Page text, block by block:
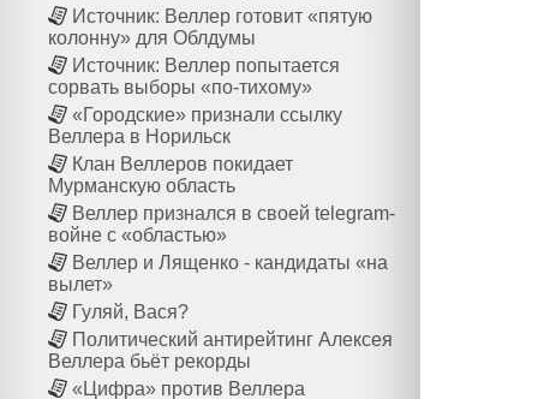
Источник: Веллер готовит «пятую
колонну» для Облдумы
Источник: Веллер попытается
сорвать выборы «по-тихому»
«Городские» признали ссылку
Веллера в Норильск
Клан Веллеров покидает
Мурманскую область
Веллер признался в своей telegram-
войне с «областью»
Веллер и Лященко - кандидаты «на
вылет»
Гуляй, Вася?
Политический антирейтинг Алексея
Веллера бьёт рекорды
«Цифра» против Веллера